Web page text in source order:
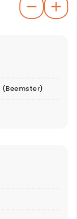
(Beemster)